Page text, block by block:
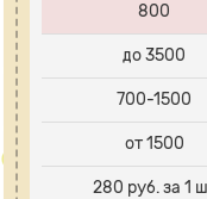
800
до 3500
700-1500
от 1500
280 руб. за 1